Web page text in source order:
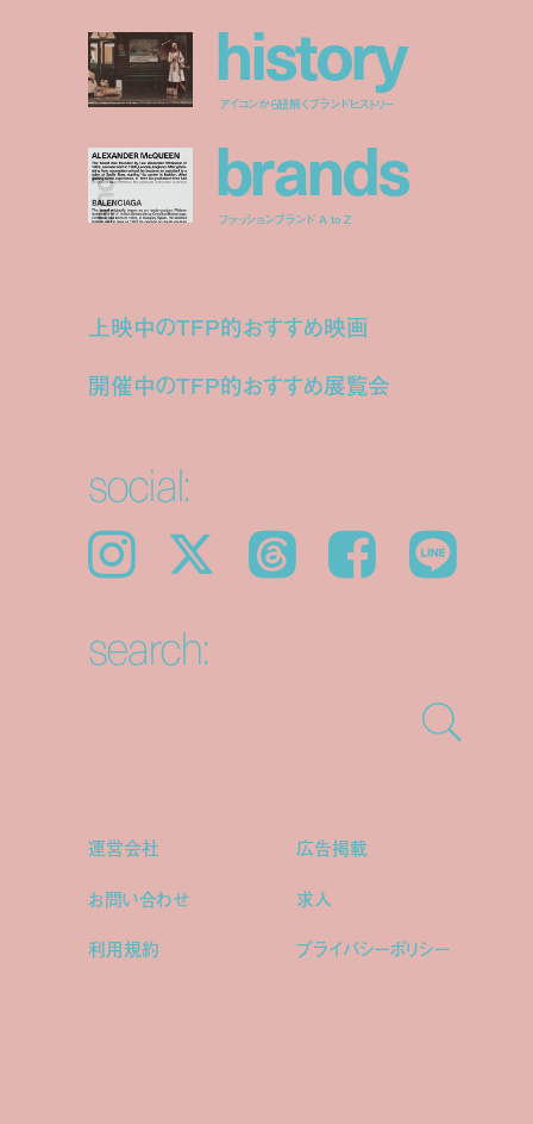
history
アイコンから紐解くブランドヒストリー
brands
ファッションブランド A to Z
上映中のTFP的おすすめ映画
開催中のTFP的おすすめ展覧会
social:
Instagram 𝕏 Threads Facebook LINE
search:
運営会社
広告掲載
お問い合わせ
求人
利用規約 プライバシーポリシー